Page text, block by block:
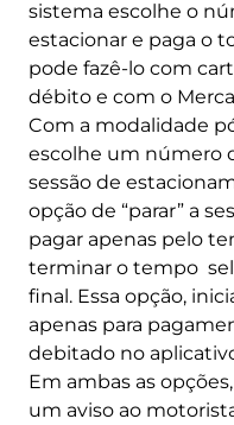
sistema escolhe o
estacionar e paga o
pode fazê-lo com
débito e com o
Com a modalidade
escolhe um número
sessão de
opção de “parar” a
pagar apenas pelo
terminar o tempo
final. Essa opção,
apenas para
debitado no
Em ambas as
um aviso ao